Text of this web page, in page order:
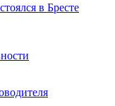
в Бресте